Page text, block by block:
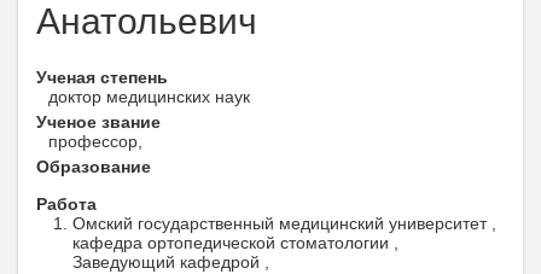
Анатольевич
Ученая степень
доктор медицинских наук
Ученое звание
профессор,
Образование
Работа
Омский государственный медицинский университет ,
кафедра ортопедической стоматологии ,
Заведующий кафедрой ,